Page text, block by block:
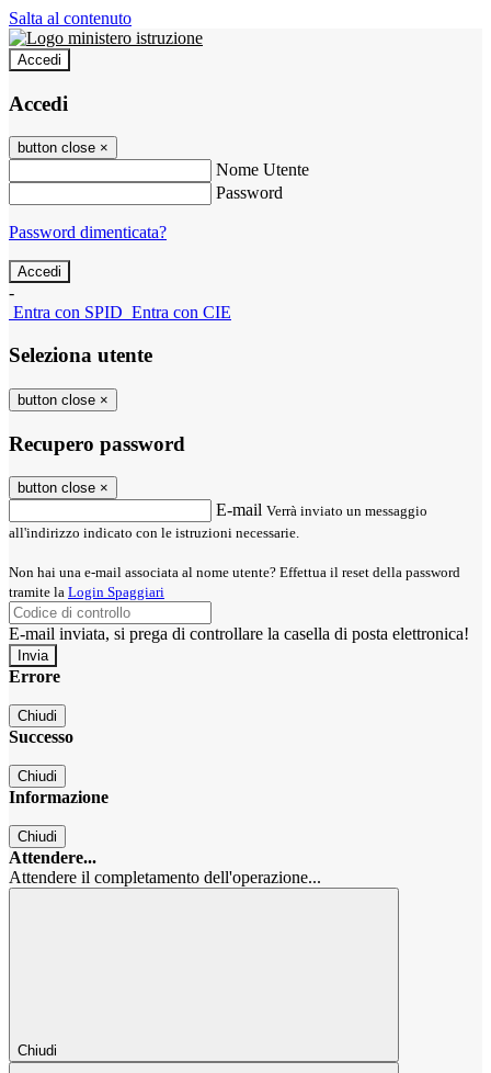
Salta al contenuto
Accedi
Accedi
button close ×
Nome Utente
Password
Password dimenticata?
-
Entra con SPID Entra con CIE
Seleziona utente
button close ×
Recupero password
button close ×
E-mail Verrà inviato un messaggio
all'indirizzo indicato con le istruzioni necessarie.
Non hai una e-mail associata al nome utente? Effettua il reset della password
tramite la Login Spaggiari
E-mail inviata, si prega di controllare la casella di posta elettronica!
Errore
Chiudi
Successo
Chiudi
Informazione
Chiudi
Attendere...
Attendere il completamento dell'operazione...
Chiudi